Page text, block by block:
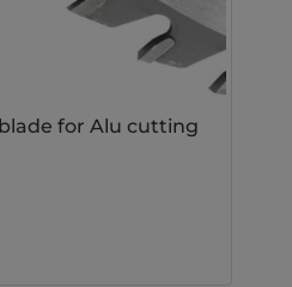
for Alu cutting